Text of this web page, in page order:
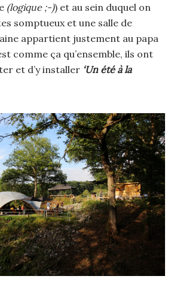
(logique ;-)) et au sein duquel on
somptueux et une salle de
appartient justement au papa
comme ça qu’ensemble, ils ont
et d’y installer ‘Un été à la